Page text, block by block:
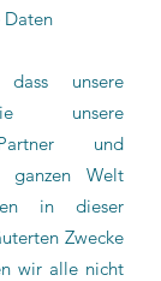
Daten
unsere
unsere
und
ganzen Welt
in dieser
Zwecke
wir alle nicht